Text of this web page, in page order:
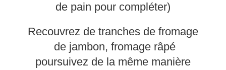
de pain pour compléter)
Recouvrez de tranches de fromage
de jambon, fromage râpé
poursuivez de la même manière